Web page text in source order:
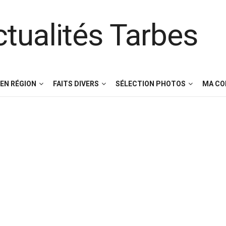
EN RÉGION FAITS DIVERS SÉLECTION PHOTOS MA